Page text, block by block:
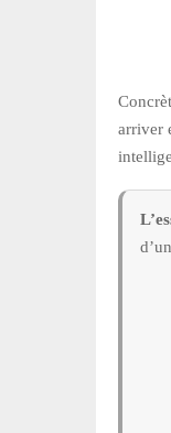
arriver